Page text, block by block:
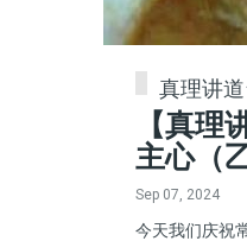
真理讲
【真理
主心（
Sep 07, 2024
今天我们庆祝